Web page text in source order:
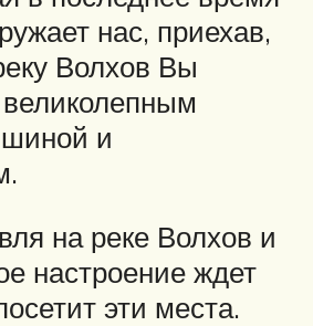
нас, приехав,
Волхов Вы
и
на реке Волхов и
настроение ждет
эти места.